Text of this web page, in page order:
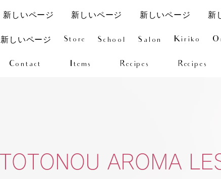
新しいページ 新しいページ 新しいページ 新
新しいページ Store School Salon Kiriko
Contact Items Recipes Recipes
TOTONOU AROMA